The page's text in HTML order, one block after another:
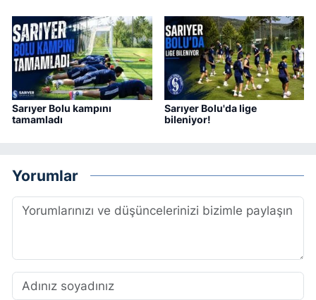
Sarıyer Bolu kampını
tamamladı
Sarıyer Bolu'da lige
bileniyor!
Yorumlar